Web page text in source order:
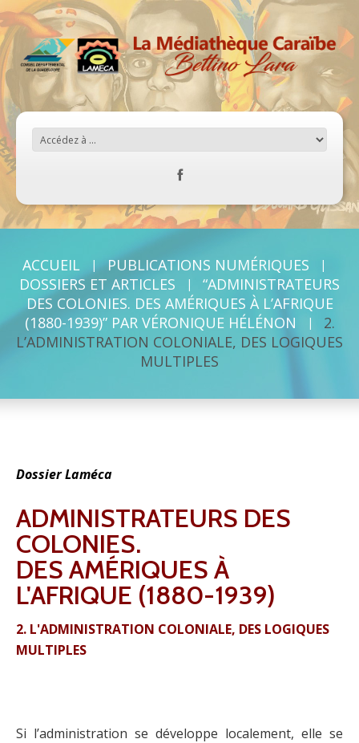
ACCUEIL
PUBLICATIONS NUMÉRIQUES
DOSSIERS ET ARTICLES
“ADMINISTRATEURS
DES COLONIES. DES AMÉRIQUES À L’AFRIQUE
(1880-1939)” PAR VÉRONIQUE HÉLÉNON
2.
L’ADMINISTRATION COLONIALE, DES LOGIQUES
MULTIPLES
Dossier Laméca
ADMINISTRATEURS DES
COLONIES.
DES AMÉRIQUES À
L'AFRIQUE (1880-1939)
2. L'ADMINISTRATION COLONIALE, DES LOGIQUES
MULTIPLES
Si l’administration se développe localement, elle se